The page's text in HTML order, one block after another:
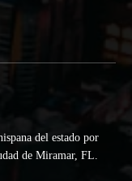
del estado por
de Miramar, FL.